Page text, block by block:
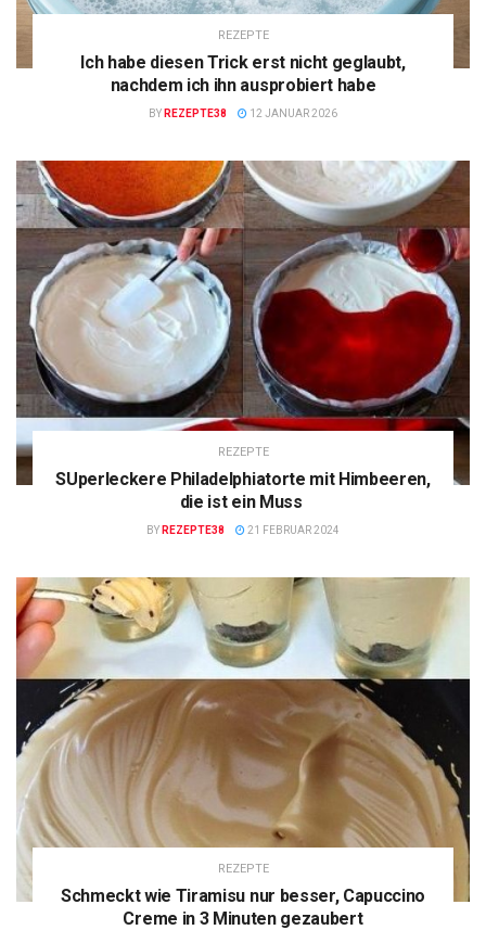
REZEPTE
Ich habe diesen Trick erst nicht geglaubt,
nachdem ich ihn ausprobiert habe
BY REZEPTE38 12 JANUAR 2026
REZEPTE
SUperleckere Philadelphiatorte mit Himbeeren,
die ist ein Muss
BY REZEPTE38 21 FEBRUAR 2024
REZEPTE
Schmeckt wie Tiramisu nur besser, Capuccino
Creme in 3 Minuten gezaubert